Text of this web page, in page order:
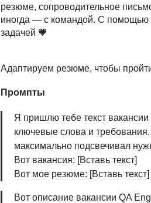
резюме, сопроводительное
иногда — с командой. С помощью
задачей 🧡
Адаптируем резюме, чтобы
Промпты
Я пришлю тебе текст
ключевые слова и
максимально подсвечивал
Вот вакансия: [Вставь текст]
Вот мое резюме: [Вставь текст]
Вот описание вакансии QA